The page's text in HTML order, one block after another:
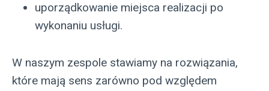
uporządkowanie miejsca realizacji po
wykonaniu usługi.
W naszym zespole stawiamy na rozwiązania,
które mają sens zarówno pod względem